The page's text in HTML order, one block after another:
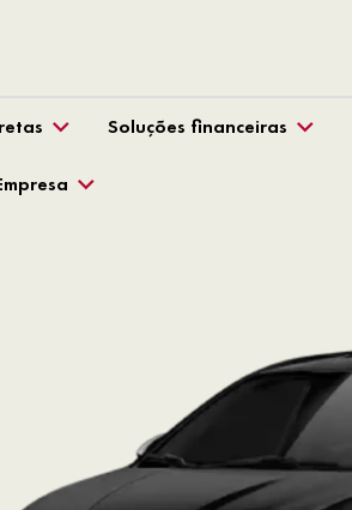
Soluções financeiras